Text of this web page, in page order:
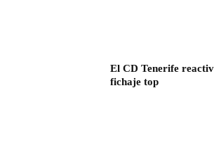
El CD Tenerife
fichaje top